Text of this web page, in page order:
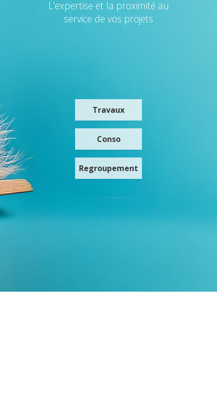
L'expertise et la proximité au
service de vos projets
Travaux
Conso
Regroupement